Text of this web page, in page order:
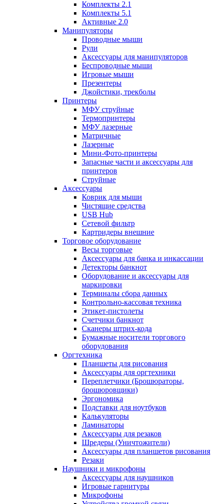
Комплекты 2.1
Комплекты 5.1
Активные 2.0
Манипуляторы
Проводные мыши
Рули
Аксессуары для манипуляторов
Беспроводные мыши
Игровые мыши
Презентеры
Джойстики, трекболы
Принтеры
МФУ струйные
Термопринтеры
МФУ лазерные
Матричные
Лазерные
Мини-Фото-принтеры
Запасные части и аксессуары для
принтеров
Струйные
Аксессуары
Коврик для мыши
Чистящие средства
USB Hub
Сетевой фильтр
Картридеры внешние
Торговое оборудование
Весы торговые
Аксессуары для банка и инкассации
Детекторы банкнот
Оборудование и аксессуары для
маркировки
Терминалы сбора данных
Контрольно-кассовая техника
Этикет-пистолеты
Счетчики банкнот
Сканеры штрих-кода
Бумажные носители торгового
оборудования
Оргтехника
Планшеты для рисования
Аксессуары для оргтехники
Переплетчики (Брошюраторы,
брошюровщики)
Эргономика
Подставки для ноутбуков
Калькуляторы
Ламинаторы
Аксессуары для резаков
Шредеры (Уничтожители)
Аксессуары для планшетов рисования
Резаки
Наушники и микрофоны
Аксессуары для наушников
Игровые гарнитуры
Микрофоны